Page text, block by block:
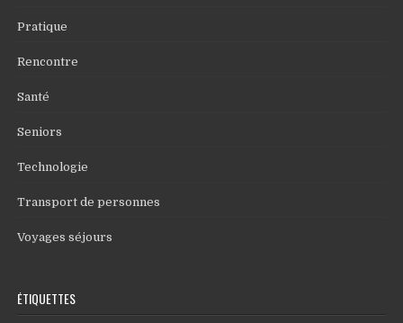
Pratique
Rencontre
Santé
Seniors
Technologie
Transport de personnes
Voyages séjours
ÉTIQUETTES